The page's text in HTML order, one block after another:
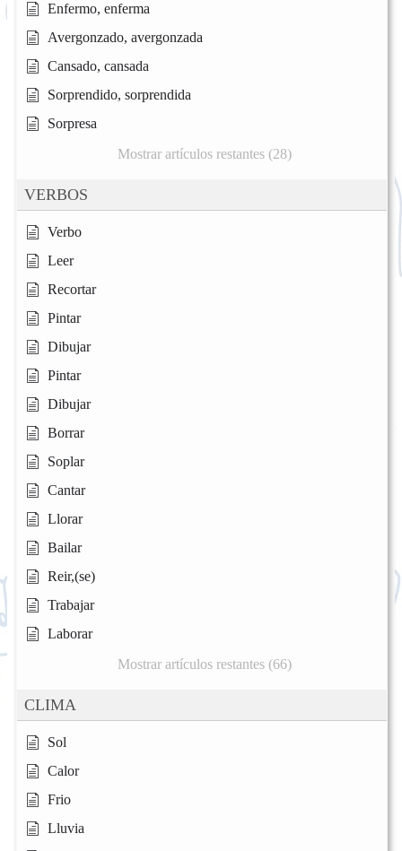
Enfermo, enferma
Avergonzado, avergonzada
Cansado, cansada
Sorprendido, sorprendida
Sorpresa
Mostrar artículos restantes (28)
VERBOS
Verbo
Leer
Recortar
Pintar
Dibujar
Pintar
Dibujar
Borrar
Soplar
Cantar
Llorar
Bailar
Reir,(se)
Trabajar
Laborar
Mostrar artículos restantes (66)
CLIMA
Sol
Calor
Frio
Lluvia